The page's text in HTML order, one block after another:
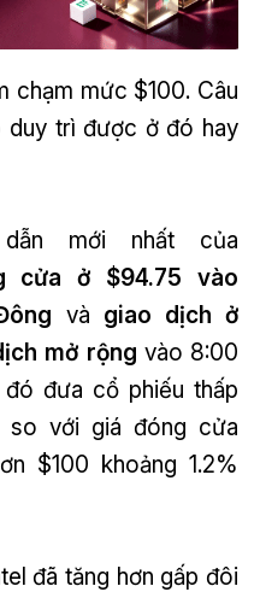
chạm mức $100. Câu
duy trì được ở đó hay
mới nhất của
cửa ở $94.75 vào
và giao dịch ở
mở rộng vào 8:00
đưa cổ phiếu thấp
so với giá đóng cửa
$100 khoảng 1.2%
đã tăng hơn gấp đôi